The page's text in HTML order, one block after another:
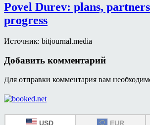
Povel Durev: plans,
progress
Источник: bitjournal.media
Добавить комментарий
Для отправки комментария вам